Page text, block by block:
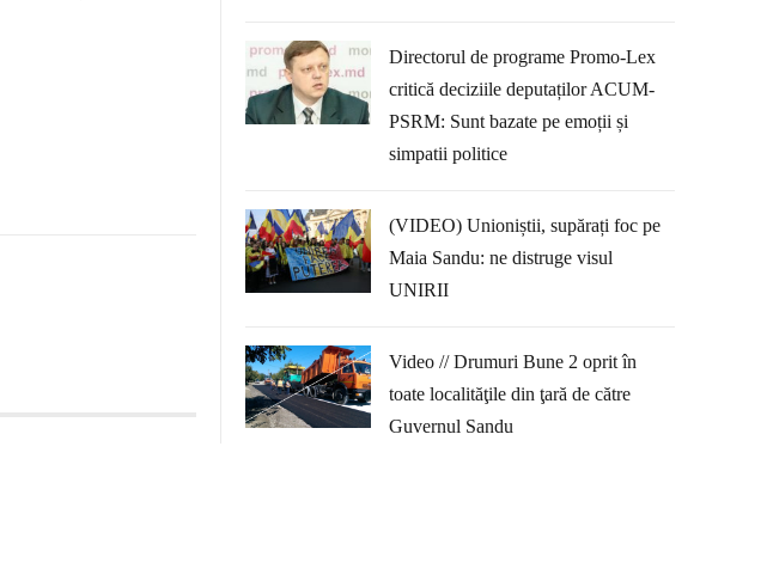
Directorul de programe Promo-Lex
critică deciziile deputaților ACUM-
PSRM: Sunt bazate pe emoții și
simpatii politice
(VIDEO) Unioniștii, supărați foc pe
Maia Sandu: ne distruge visul
UNIRII
Video // Drumuri Bune 2 oprit în
toate localităţile din ţară de către
Guvernul Sandu